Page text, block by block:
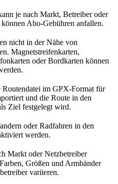
je nach Markt, Betreiber oder
Abo-Gebühren anfallen.
nicht in der Nähe von
Magnetstreifenkarten,
oder Bordkarten können
im GPX-Format für
und die Route in den
Ziel festgelegt wird.
oder Radfahren in den
werden.
Markt oder Netzbetreiber
Größen und Armbänder
variieren.